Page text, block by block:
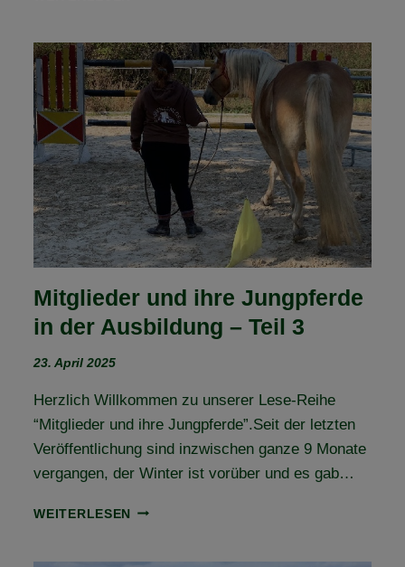
2025
Mitglieder und ihre Jungpferde
in der Ausbildung – Teil 3
23. April 2025
Herzlich Willkommen zu unserer Lese-Reihe
“Mitglieder und ihre Jungpferde”.Seit der letzten
Veröffentlichung sind inzwischen ganze 9 Monate
vergangen, der Winter ist vorüber und es gab…
WEITERLESEN
MITGLIEDER